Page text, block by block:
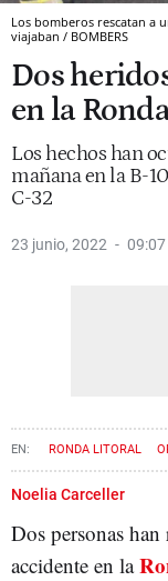
Los bomberos rescatan a
viajaban / BOMBERS
Dos
en la
Los hechos han
mañana en la B-
C-32
23 junio, 2022 09:07
RONDA LITORAL
Noelia Carceller
Dos personas
accidente en la